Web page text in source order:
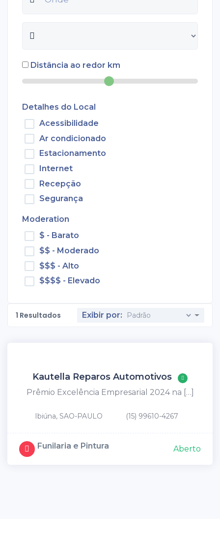
Distância ao redor km
Detalhes do Local
Acessibilidade
Ar condicionado
Estacionamento
Internet
Recepção
Segurança
Moderation
$ - Barato
$$ - Moderado
$$$ - Alto
$$$$ - Elevado
1 Resultados Exibir por:
Kautella Reparos Automotivos
Prêmio Excelência Empresarial 2024 na […]
Ibiúna, SAO-PAULO (15) 99610-4267
Funilaria e Pintura Aberto